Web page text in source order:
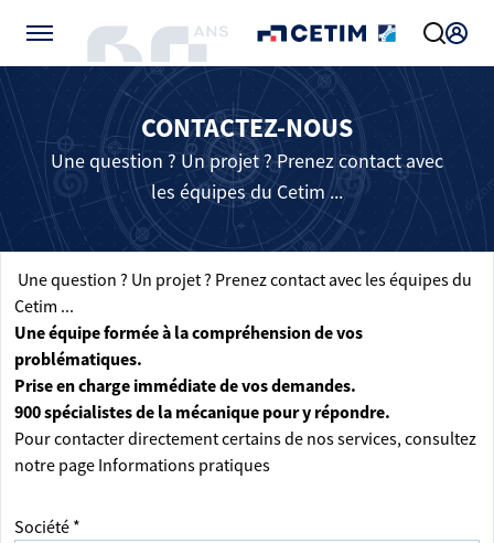
CONTACTEZ-NOUS
Une question ? Un projet ? Prenez contact avec
les équipes du Cetim ...
Une question ? Un projet ? Prenez contact avec les équipes du
Cetim ...
Une équipe formée à la compréhension de vos
problématiques.
Prise en charge immédiate de vos demandes.
900 spécialistes de la mécanique pour y répondre.
Pour contacter directement certains de nos services, consultez
notre page Informations pratiques
Société *